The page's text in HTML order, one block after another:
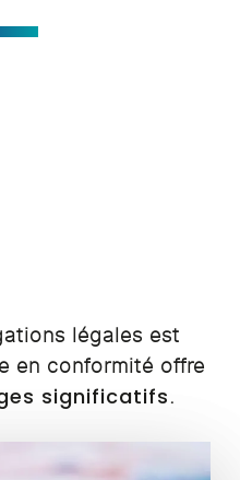
légales est
en conformité offre
significatifs .